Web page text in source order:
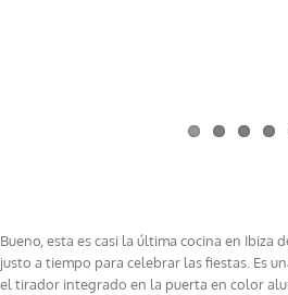
Bueno, esta es casi la última cocina en Ibiza
justo a tiempo para celebrar las fiestas. Es
el tirador integrado en la puerta en color